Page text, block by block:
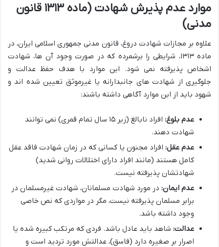
موارد عدم پذیرش شهادت (ماده ۱۳۱۳ قانون
مدنی)
علاوه بر مجازات شهادت دروغ، قانون مدنی جمهوری اسلامی ایران، در
ماده ۱۳۱۳، شرایطی را برشمرده که در صورت وجود آن ها، شهادت
اشخاص پذیرفته نمی شود. این موارد با هدف حفظ عدالت و
جلوگیری از شهادت های جانبدارانه یا غیرموثق تعیین شده اند و
شهود باید از این موارد آگاهی داشته باشند:
عدم بلوغ:
افراد نابالغ (زیر ۱۵ سال تمام قمری) نمی توانند
شهادت دهند.
عدم عقل: افراد مجنون یا کسانی که در زمان شهادت فاقد عقل
کامل هستند (مانند افراد دارای اختلالات روانی شدید)
شهادتشان پذیرفته نیست.
عدم ایمان: در مورد شهادت مسلمانان، شهادت غیرمسلمان در
برابر مسلمان پذیرفته نیست، مگر در مواردی که نص خاصی
وجود داشته باشد.
عدالت: شاهد باید عادل باشد. فردی که مرتکب کبیره شده یا
اصرار بر صغیره دارد (فاسق)، عدالتش مورد تردید است و